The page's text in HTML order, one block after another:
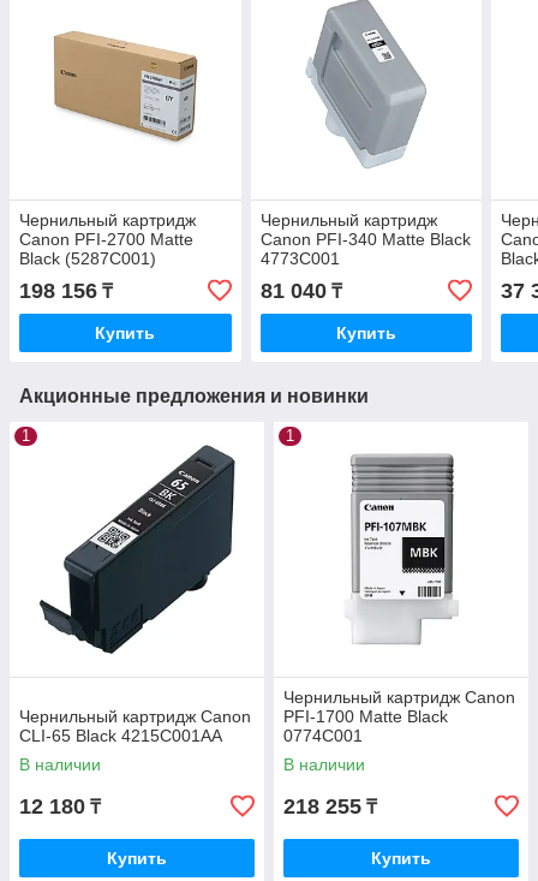
Чернильный картридж
Canon PFI-2700 Matte
Black (5287C001)
198 156 ₸
Купить
Чернильный картридж
Canon PFI-340 Matte Black
4773C001
81 040₸
Купить
37
Акционные предложения и новинки
1
Чернильный картридж Canon
CLI-65 Black 4215C001AA
В наличии
12 180 ₸
Купить
1
Чернильный картридж Canon
PFI-1700 Matte Black
0774C001
В наличии
218 255 ₸
Купить